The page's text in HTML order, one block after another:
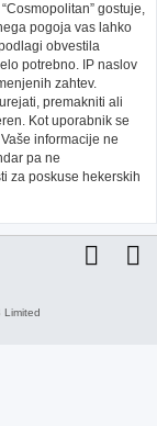
gostuje,
pogoja vas lahko
obvestila
potrebno. IP naslov
zahtev.
premakniti ali
Kot uporabnik se
informacije ne
pa ne
za poskuse hekerskih